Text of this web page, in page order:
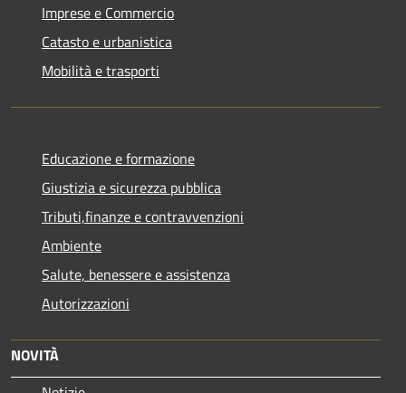
Imprese e Commercio
Catasto e urbanistica
Mobilità e trasporti
Educazione e formazione
Giustizia e sicurezza pubblica
Tributi,finanze e contravvenzioni
Ambiente
Salute, benessere e assistenza
Autorizzazioni
NOVITÀ